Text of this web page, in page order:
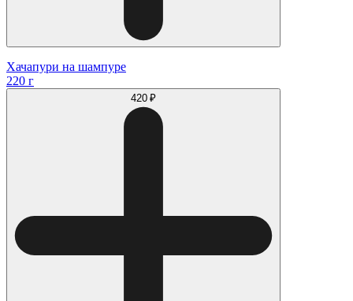
Хачапури на шампуре
220 г
420 ₽